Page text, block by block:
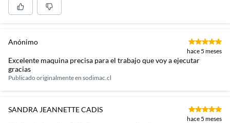
Anónimo
hace 5 meses
Excelente maquina precisa para el trabajo que voy a ejecutar
gracias
Publicado originalmente en sodimac.cl
SANDRA JEANNETTE CADIS
hace 5 meses